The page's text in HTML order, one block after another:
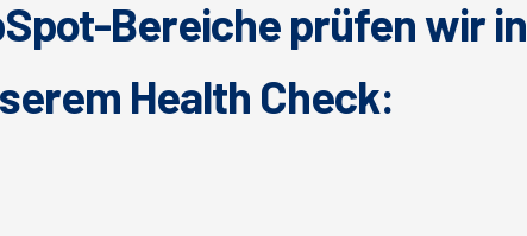
Bereiche prüfen wir in
Health Check: